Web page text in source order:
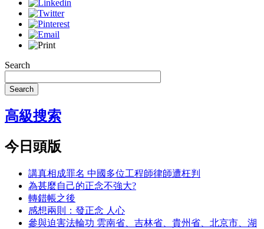
Search
Search
高級搜索
今日頭版
講真相成罪名 中國多位工程師律師遭枉判
為甚麼自己的正念不強大?
轉錯帳之後
感想兩則：發正念 人心
參與迫害法輪功 雲南省、吉林省、貴州省、北京市、湖